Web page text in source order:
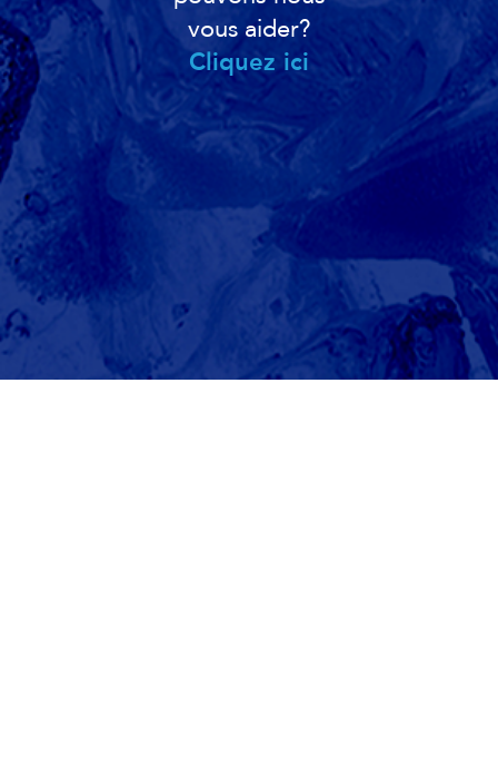
vous aider?
Cliquez ici